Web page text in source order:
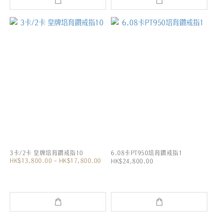
3卡/2卡 皇牌培育鑽戒指10
HK$13,800.00 ~ HK$17,800.00
6.08卡PT950培育鑽戒指1
HK$24,800.00